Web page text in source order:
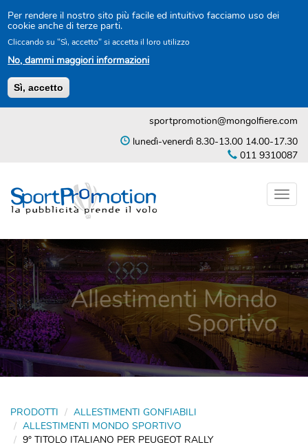
Per rendere il nostro sito più facile ed intuitivo facciamo uso dei
cookie anche di terze parti.
Cliccando su "Sì, accetto" si accetta il loro utilizzo
No, dammi maggiori informazioni
Sì, accetto
sportpromotion@mongolfiere.com
lunedì-venerdì 8.30-13.00 14.00-17.30
011 9310087
Allestimenti Mondo
Sportivo
PRODOTTI
ALLESTIMENTI GONFIABILI
ALLESTIMENTI MONDO SPORTIVO
9° TITOLO ITALIANO PER PEUGEOT RALLY